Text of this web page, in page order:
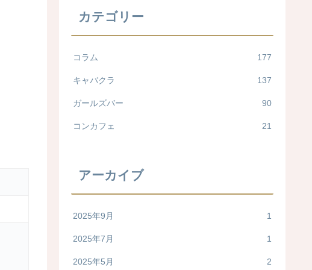
カテゴリー
コラム 177
キャバクラ 137
ガールズバー 90
コンカフェ 21
アーカイブ
2025年9月 1
2025年7月 1
2025年5月 2